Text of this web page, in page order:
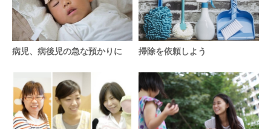
病児、病後児の急な預かりに 掃除を依頼しよう